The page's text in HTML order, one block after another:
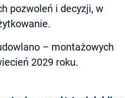
pozwoleń i decyzji, w
– montażowych
2029 roku.